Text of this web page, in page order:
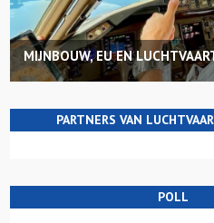
MIJNBOUW, EU EN
PARTNERS VAN
POLL